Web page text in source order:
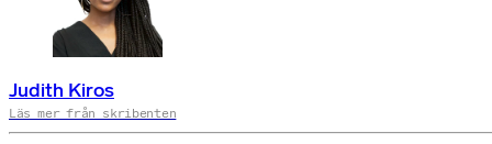
Judith Kiros
Läs mer från skribenten